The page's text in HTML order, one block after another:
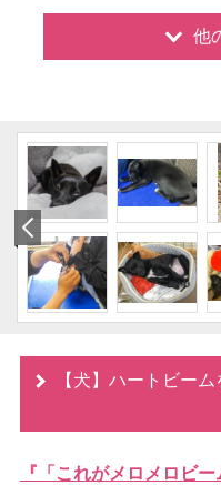
他
【犬】ハートビー
『「これがメロメロビ